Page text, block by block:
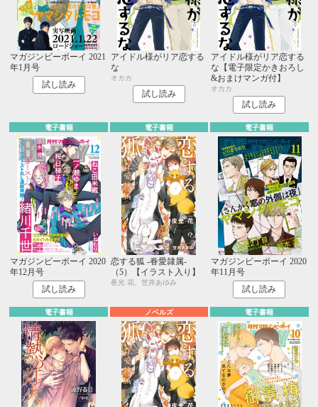
マガジンビーボーイ 2021
年1月号
試し読み
アイドル様がリア恋する
な
オカカ
試し読み
アイドル様がリア恋する
な【電子限定かきおろし
&おまけマンガ付】
オカカ
試し読み
電子書籍
マガジンビーボーイ 2020
年12月号
試し読み
電子書籍
恋する狐 -眷愛隷属-
（5）【イラスト入り】
夜光 花、笠井あゆみ
電子書籍
マガジンビーボーイ 2020
年11月号
試し読み
電子書籍 ノベルズ 電子書籍